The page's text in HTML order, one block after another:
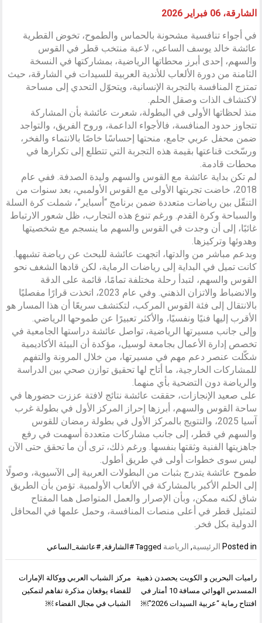
الشارقة، 06 فبراير 2026
في أجواء تنافسية مشحونة بالحماس والطموح، تخوض القطرية
عائشة خالد يوسف الساعي، لاعبة منتخب قطر في القوس
والسهم، إحدى أبرز محطاتها الرياضية، بمشاركتها في النسخة
الثامنة من دورة الألعاب للأندية العربية للسيدات في الشارقة، حيث
تمتزج المنافسة بالتجربة الإنسانية، ويتحوّل التحدي إلى مساحة
لاكتشاف الذات وصقل الحلم.
منذ لحظاتها الأولى في البطولة، شعرت عائشة بأن المشاركة
تتجاوز حدود المنافسة، فالأجواء الداعمة، وروح الفريق، والتواجد
ضمن محفل عربي جامع، منحتها إحساسًا خاصًا بالانتماء والفخر،
ورسّخت قناعتها بقيمة هذه التجربة التي تتطلع إلى تكرارها في
محطات قادمة.
لم تكن بداية عائشة مع القوس والسهم وليدة الصدفة. ففي عام
2018، خاضت تجربتها الأولى مع القوس الأولمبي، بعد سنوات من
التنقّل بين رياضات متعددة ضمن برنامج “أسباير”، شملت كرة السلة
والسباحة وكرة القدم. ورغم تنوع هذه التجارب، ظل شعور الارتباط
غائبًا، إلى أن وجدت في القوس والسهم ما ينسجم مع شخصيتها
وهدوئها وتركيزها.
وبدعم مباشر من والدتها، اتجهت عائشة للبحث عن رياضة تشبهها.
كانت تميل في البداية إلى رياضات الرماية، لكن قادها الشغف نحو
القوس والسهم، لتبدأ رحلة مختلفة تمامًا، قائمة على الدقة
والانضباط والاتزان الذهني. وفي عام 2023، اتخذت قرارًا مفصليًا
بالانتقال إلى فئة القوس المركب، لتكتشف سريعًا أن هذا المسار هو
الأقرب إليها فنيًا ونفسيًا، والأكثر تعبيرًا عن طموحها الرياضي.
وإلى جانب مسيرتها الرياضية، تواصل عائشة دراستها الجامعية في
تخصص إدارة الأعمال بجامعة لوسيل، مؤكدة أن البيئة الأكاديمية
شكّلت عنصر دعم مهم في مسيرتها، من خلال المرونة والتفهم
للمشاركات الخارجية، ما أتاح لها تحقيق توازن صحي بين الدراسة
والرياضة دون التضحية بأي منهما.
على صعيد الإنجازات، حققت عائشة نتائج لافتة عززت حضورها في
ساحة القوس والسهم، أبرزها إحراز المركز الأول في بطولة غرب
آسيا 2025، والتتويج بالمركز الأول في بطولة رمضان للقوس
والسهم في قطر، إلى جانب مشاركات متعددة أسهمت في رفع
جاهزيتها الفنية وثقتها بنفسها. ورغم ذلك، ترى أن ما تحقق حتى الآن
ليس سوى خطوات أولى في طريق أطول.
طموح عائشة يتدرج بثبات من البطولات العربية إلى الآسيوية، وصولًا
إلى الحلم الأكبر بالمشاركة في الألعاب الأولمبية. تؤمن بأن الطريق
شاق لكنه ممكن، وبأن الإصرار والعمل المتواصل هما المفتاح
لتمثيل قطر في أعلى منصات المنافسة، وحمل علمها في المحافل
الدولية بكل فخر.
Posted in الرئيسية, الرياضة Tagged #الشارقة,#عائشة_الساعي
تصفّح
المقالات
مركز الشباب العربي ووكالة الإمارات
للفضاء يوقعان مذكرة تفاهم لتمكين
الشباب في مجال الفضاء ￼
راميات البحرين و الكويت يحصدن ذهبية
المسدس الهوائي مسافة 10 أمتار في
افتتاح رماية “عربية السيدات 2026″￼